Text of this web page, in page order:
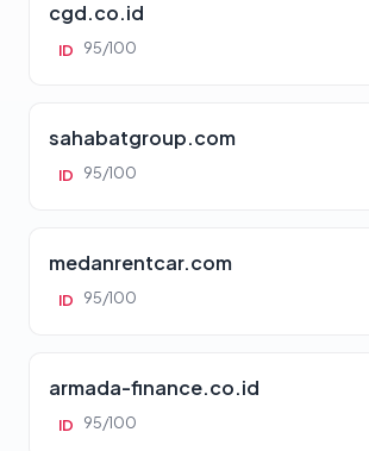
cgd.co.id
ID 95/100
sahabatgroup.com
ID 95/100
medanrentcar.com
ID 95/100
armada-finance.co.id
ID 95/100